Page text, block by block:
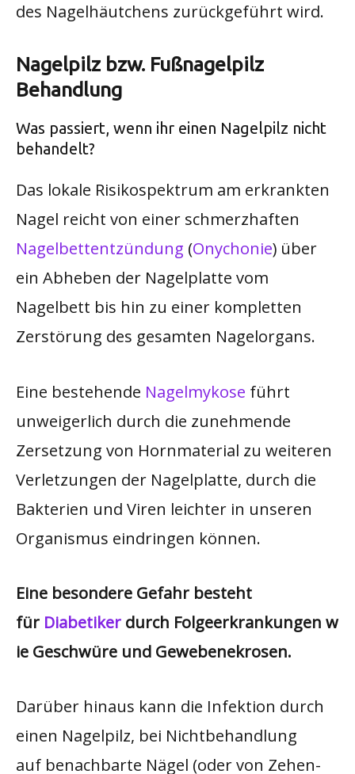
des Nagelhäutchens zurückgeführt wird.
Nagelpilz bzw. Fußnagelpilz
Behandlung
Was passiert, wenn ihr einen Nagelpilz nicht
behandelt?
Das lokale Risikospektrum am erkrankten
Nagel reicht von einer schmerzhaften ​
Nagelbettentzündung (Onychonie) über
ein Abheben der Nagelplatte vom
Nagelbett bis hin zu einer kompletten
Zerstörung des gesamten Nagelorgans.
Eine bestehende Nagelmykose führt
unweigerlich durch die zunehmende
Zersetzung von Hornmaterial zu weiteren
Verletzungen der Nagelplatte, durch die
Bakterien und Viren leichter in unseren
Organismus eindringen können.
Eine besondere Gefahr besteht
für Diabetiker durch Folgeerkrankungen w
ie Geschwüre und Gewebenekrosen.
Darüber hinaus kann die Infektion durch
einen Nagelpilz, bei Nichtbehandlung
auf benachbarte Nägel (oder von Zehen-